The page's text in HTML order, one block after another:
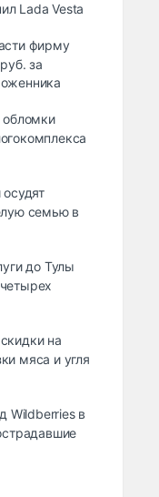
Lada Vesta
фирму
за
обломки
семью в
до Тулы
на
мяса и угля
Wildberries в